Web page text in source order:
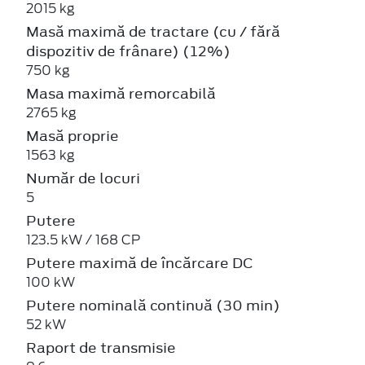
2015 kg
Masă maximă de tractare (cu / fără
dispozitiv de frânare) (12%)
750 kg
Masa maximă remorcabilă
2765 kg
Masă proprie
1563 kg
Număr de locuri
5
Putere
123.5 kW / 168 CP
Putere maximă de încărcare DC
100 kW
Putere nominală continuă (30 min)
52 kW
Raport de transmisie